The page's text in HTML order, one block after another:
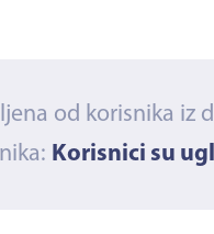
od korisnika iz
Korisnici su